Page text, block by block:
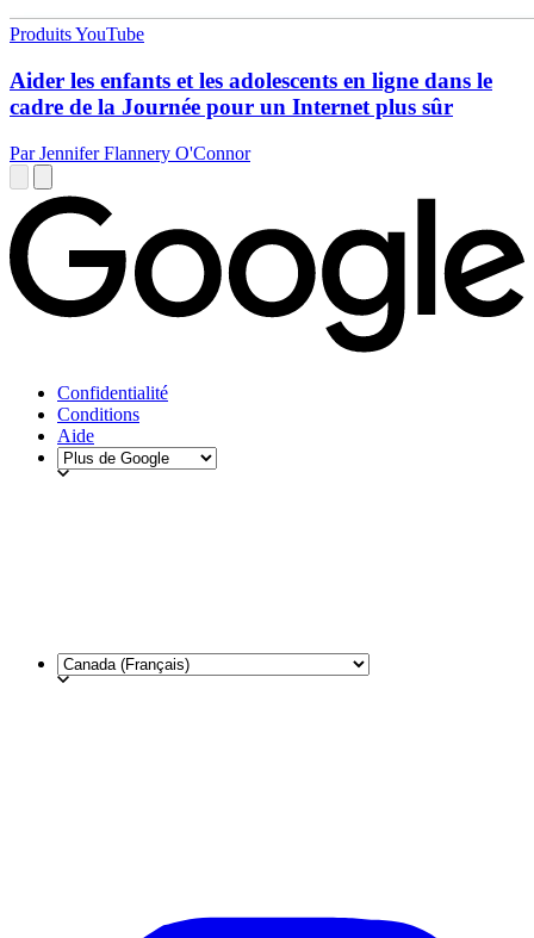
Produits YouTube
Aider les enfants et les adolescents en ligne dans le
cadre de la Journée pour un Internet plus sûr
Par Jennifer Flannery O'Connor
Confidentialité
Conditions
Aide